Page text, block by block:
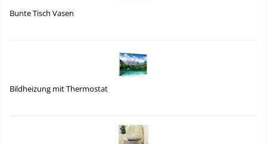
Bunte Tisch Vasen
Bildheizung mit Thermostat